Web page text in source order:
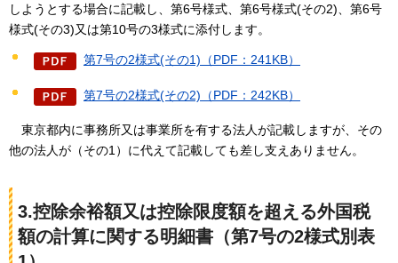
しようとする場合に記載し、第6号様式、第6号様式(その2)、第6号
様式(その3)又は第10号の3様式に添付します。
第7号の2様式(その1)（PDF：241KB）
第7号の2様式(その2)（PDF：242KB）
東京都内に事務所又は事業所を有する法人が記載しますが、その
他の法人が（その1）に代えて記載しても差し支えありません。
3.控除余裕額又は控除限度額を超える外国税
額の計算に関する明細書（第7号の2様式別表